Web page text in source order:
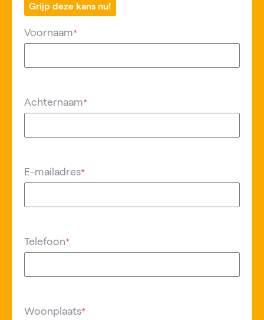
Grijp deze kans nu!
Voornaam*
Achternaam*
E-mailadres*
Telefoon*
Woonplaats*